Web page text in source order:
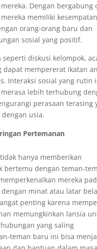
Dengan bergabung
memiliki kesempatan
orang-orang baru dan
sosial yang positif.
seperti diskusi kelompok,
dapat mempererat ikatan
Interaksi sosial yang rutin
lebih terhubung
perasaan terasing
usia.
Pertemanan
hanya memberikan
bertemu dengan teman-
mereka
minat atau latar
penting karena
memungkinkan lansia
yang saling
teman baru ini bisa